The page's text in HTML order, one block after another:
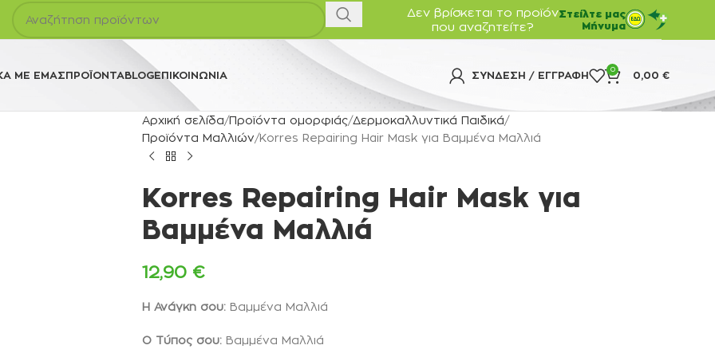
Δεν βρίσκεται το προϊόν
που αναζητείτε?
Στείλτε μας
Μήνυμα
ΜΕ ΕΜΆΣΠΡΟΪΌΝΤΑBLOGΕΠΙΚΟΙΝΩΝΊΑ ΣΎΝΔΕΣΗ / ΕΓΓΡΑΦΉ
0
0,00 €
Αρχική σελίδα Προϊόντα ομορφιάς Δερμοκαλλυντικά Παιδικά
Προϊόντα Μαλλιών Korres Repairing Hair Mask για Βαμμένα Μαλλιά
Korres Repairing Hair Mask για
Βαμμένα Μαλλιά
12,90 €
Η Ανάγκη σου: Βαμμένα Μαλλιά
Ο Τύπος σου: Βαμμένα Μαλλιά